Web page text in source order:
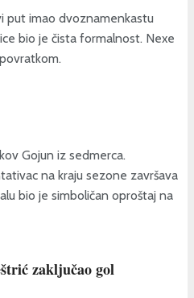
put imao dvoznamenkastu
bio je čista formalnost. Nexe
Gojun iz sedmerca.
na kraju sezone završava
bio je simboličan oproštaj na
zaključao gol